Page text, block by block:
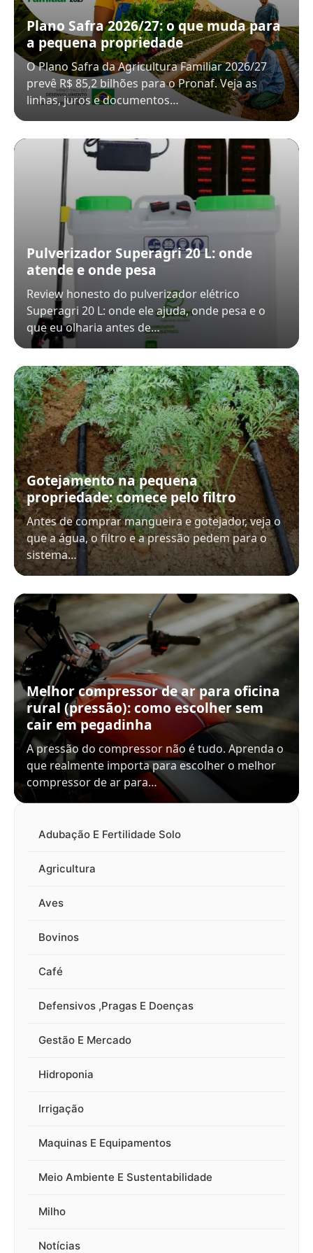
Plano Safra 2026/27: o que muda para
a pequena propriedade
O Plano Safra da Agricultura Familiar 2026/27
prevê R$ 85,2 bilhões para o Pronaf. Veja as
linhas, juros e documentos…
Pulverizador Superagri 20 L: onde
atende e onde pesa
Review honesto do pulverizador elétrico
Superagri 20 L: onde ele ajuda, onde pesa e o
que eu olharia antes de…
Gotejamento na pequena
propriedade: comece pelo filtro
Antes de comprar mangueira e gotejador, veja o
que a água, o filtro e a pressão pedem para o
sistema…
Melhor compressor de ar para oficina
rural (pressão): como escolher sem
cair em pegadinha
A pressão do compressor não é tudo. Aprenda o
que realmente importa para escolher o melhor
compressor de ar para…
Adubação E Fertilidade Solo
Agricultura
Aves
Bovinos
Café
Defensivos ,Pragas E Doenças
Gestão E Mercado
Hidroponia
Irrigação
Maquinas E Equipamentos
Meio Ambiente E Sustentabilidade
Milho
Notícias